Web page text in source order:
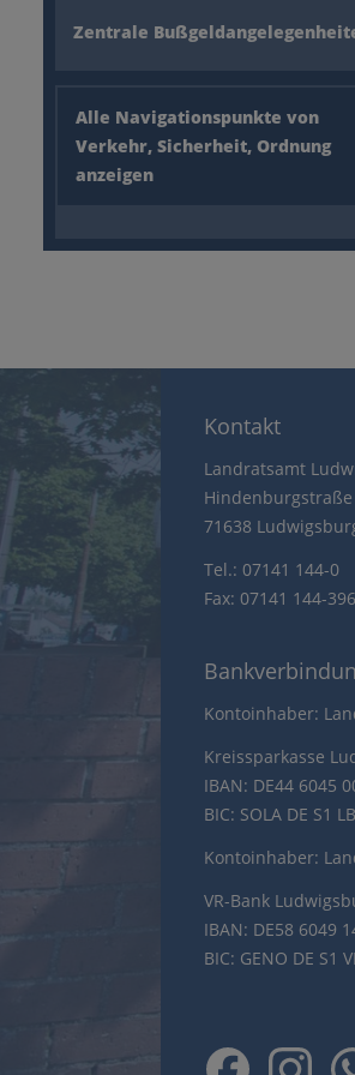
Zentrale
Alle Navigationspunkte von
Verkehr, Sicherheit, Ordnung
anzeigen
Kontakt
Landratsamt
71638
Tel.: 07141 144-0
Fax: 07141 144-396
Kontoinhaber:
Kreissparkasse
IBAN: DE44 6045
BIC: SOLA DE S1
Kontoinhaber:
VR-Bank
IBAN: DE58 6049
BIC: GENO DE S1